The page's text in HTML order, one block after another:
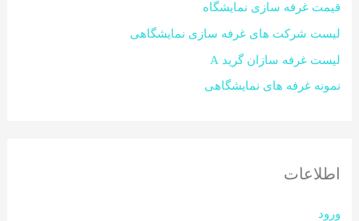
قیمت غرفه سازی نمایشگاه
لیست شرکت های غرفه سازی نمایشگاهی
لیست غرفه سازان گرید A
نمونه غرفه های نمایشگاهی
اطلاعات
ورود